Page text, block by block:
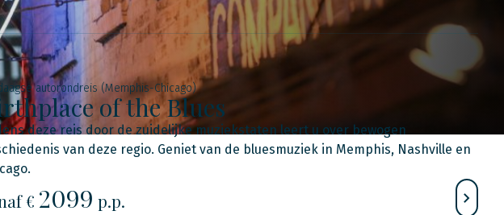
autorondreis (Memphis-Chicago)
of the Blues
deze reis door de zuidelijke muziekstaten leert u over bewogen
van deze regio. Geniet van de bluesmuziek in Memphis, Nashville en
€ 2099 p.p.